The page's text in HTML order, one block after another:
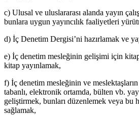
c) Ulusal ve uluslararası alanda yayın
bunlara uygun yayıncılık faaliyetleri
d) İç Denetim Dergisi’ni hazırlamak ve
e) İç denetim mesleğinin gelişimi için
kitap yayınlamak,
f) İç denetim mesleğinin ve
tabanlı, elektronik ortamda, bülten vb.
geliştirmek, bunları düzenlemek veya bu
sağlamak,